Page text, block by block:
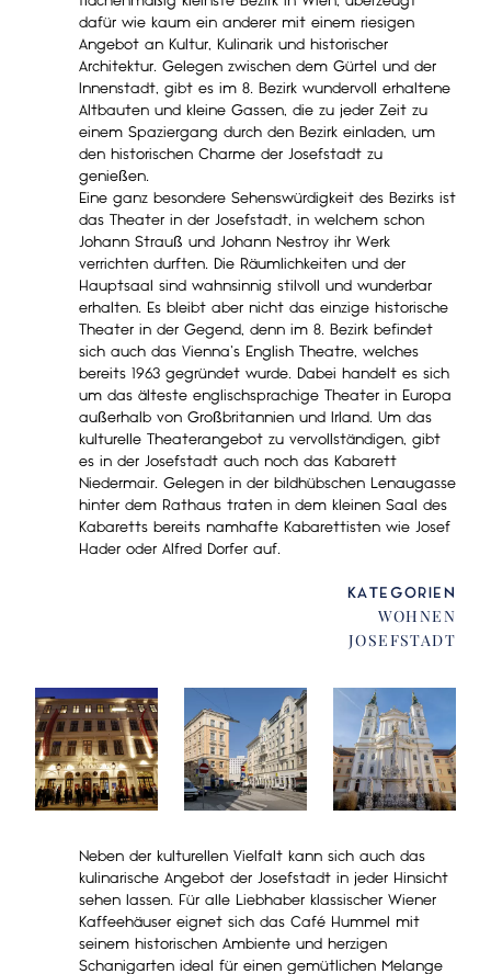
dafür wie kaum ein anderer mit einem riesigen
Angebot an Kultur, Kulinarik und historischer
Architektur. Gelegen zwischen dem Gürtel und der
Innenstadt, gibt es im 8. Bezirk wundervoll erhaltene
Altbauten und kleine Gassen, die zu jeder Zeit zu
einem Spaziergang durch den Bezirk einladen, um
den historischen Charme der Josefstadt zu
genießen.
Eine ganz besondere Sehenswürdigkeit des Bezirks ist
das Theater in der Josefstadt, in welchem schon
Johann Strauß und Johann Nestroy ihr Werk
verrichten durften. Die Räumlichkeiten und der
Hauptsaal sind wahnsinnig stilvoll und wunderbar
erhalten. Es bleibt aber nicht das einzige historische
Theater in der Gegend, denn im 8. Bezirk befindet
sich auch das Vienna’s English Theatre, welches
bereits 1963 gegründet wurde. Dabei handelt es sich
um das älteste englischsprachige Theater in Europa
außerhalb von Großbritannien und Irland. Um das
kulturelle Theaterangebot zu vervollständigen, gibt
es in der Josefstadt auch noch das Kabarett
Niedermair. Gelegen in der bildhübschen Lenaugasse
hinter dem Rathaus traten in dem kleinen Saal des
Kabaretts bereits namhafte Kabarettisten wie Josef
Hader oder Alfred Dorfer auf.
KATEGORIEN
WOHNEN
JOSEFSTADT
Neben der kulturellen Vielfalt kann sich auch das
kulinarische Angebot der Josefstadt in jeder Hinsicht
sehen lassen. Für alle Liebhaber klassischer Wiener
Kaffeehäuser eignet sich das Café Hummel mit
seinem historischen Ambiente und herzigen
Schanigarten ideal für einen gemütlichen Melange